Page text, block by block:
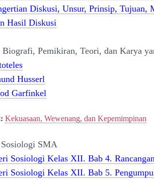
Diskusi, Unsur, Prinsip, Tujuan,
Hasil Diskusi
Biografi, Pemikiran, Teori, dan Karya
Husserl
Garfinkel
Kekuasaan, Wewenang, dan Kepemimpinan
SMA
Sosiologi Kelas XII. Bab 4.
Sosiologi Kelas XII. Bab 5.